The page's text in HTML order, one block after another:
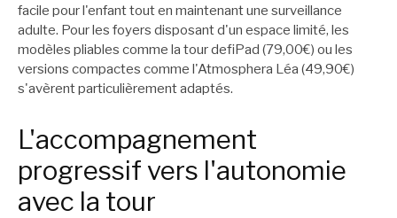
facile pour l'enfant tout en maintenant une surveillance
adulte. Pour les foyers disposant d'un espace limité, les
modèles pliables comme la tour defiPad (79,00€) ou les
versions compactes comme l'Atmosphera Léa (49,90€)
s'avèrent particulièrement adaptés.
L'accompagnement
progressif vers l'autonomie
avec la tour